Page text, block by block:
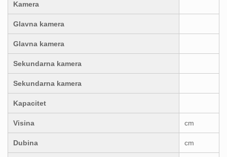
Kamera
Glavna kamera
Glavna kamera
Sekundarna kamera
Sekundarna kamera
Kapacitet
Visina cm
Dubina cm